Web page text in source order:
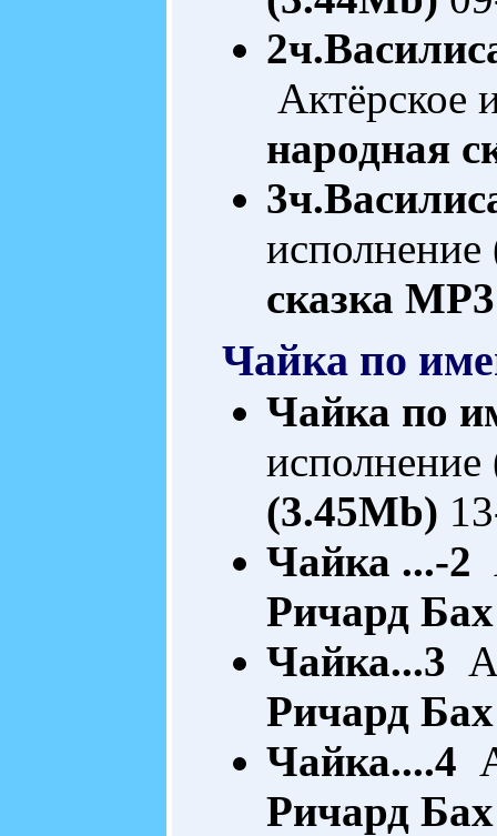
Актёрское
народная
сказка
Чайка по
Чайка по
(3.45Mb)
Чайка ...-2
Ричард Бах
Чайка...3
Ричард Бах
Чайка....4
Ричард Бах